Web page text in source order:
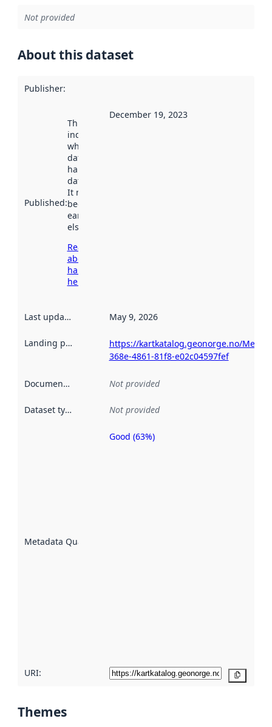
Not provided
About this dataset
Publisher:
Published:
This date
indicates
when the
dataset was
harvested by
data.norge.no.
It may have
been available
earlier
elsewhere.
Read more
about
harvesting
here
December 19, 2023
Last updated May 9, 2026
Landing page
https://kartkatalog.geonorge.no/
368e-4861-81f8-e02c04597fef
Documentation Not provided
Dataset type Not provided
Metadata Quality
Metadata
Good (63%)
URI:
Themes